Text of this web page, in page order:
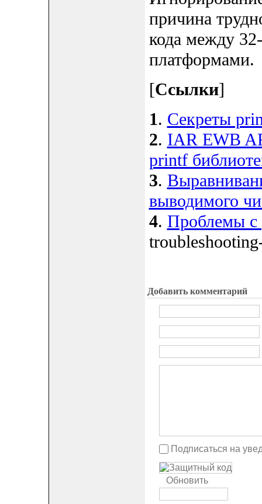
причина
кода между
платформами.
[Ссылки]
1. Секреты
2. IAR EWB
printf
3.
выводимого
4. Проблемы
Добавить комментарий
Подписаться на
Обновить